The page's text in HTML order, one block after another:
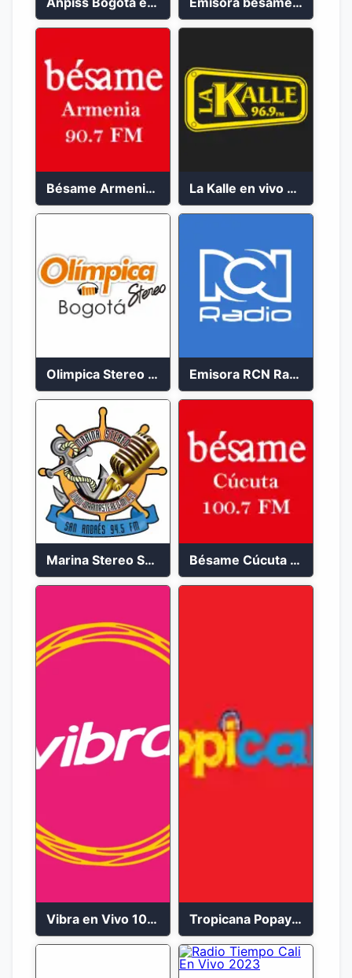
Bésame Armenia en vivo 2023 La Kalle en vivo 2023
Olimpica Stereo Bogotá 105.9 FM Vibrante Emisora RCN Radio 93.9 FM Bogotá
Marina Stereo San Andres 94.5 FM Bésame Cúcuta en vivo 2023
Vibra en Vivo 104.9 FM Bogotá Tropicana Popayán en vivo 106.1 FM